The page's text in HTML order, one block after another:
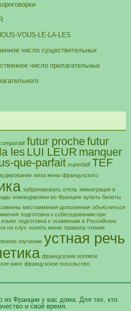
VOUS-LE-LA-LES
число существительных
число прилагательных
futur prochefutur
les LUI LEUR manquer
que-parfait superlatif TEF
виза жены французского
забронировать отель иммиграция в
командировки во Францию купить билеты
местоимения-дополнения объясниться
подготовка к собеседованию при
подготовка к экзаменам в Российских
на слух понять меню правила чтения
изучение устная речь
французские коллеги
кино французское посольство
из Франции у вас дома. Для тех, кто
и своё время.